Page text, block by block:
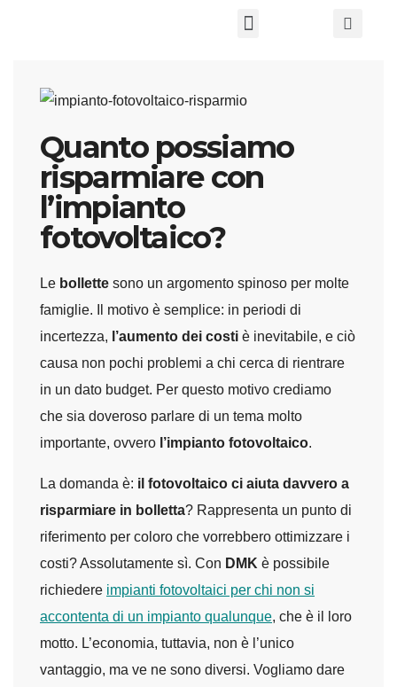
Quanto possiamo
risparmiare con
l’impianto
fotovoltaico?
Le bollette sono un argomento spinoso per molte
famiglie. Il motivo è semplice: in periodi di
incertezza, l’aumento dei costi è inevitabile, e ciò
causa non pochi problemi a chi cerca di rientrare
in un dato budget. Per questo motivo crediamo
che sia doveroso parlare di un tema molto
importante, ovvero l’impianto fotovoltaico.
La domanda è: il fotovoltaico ci aiuta davvero a
risparmiare in bolletta? Rappresenta un punto di
riferimento per coloro che vorrebbero ottimizzare i
costi? Assolutamente sì. Con DMK è possibile
richiedere impianti fotovoltaici per chi non si
accontenta di un impianto qualunque, che è il loro
motto. L’economia, tuttavia, non è l’unico
vantaggio, ma ve ne sono diversi. Vogliamo dare